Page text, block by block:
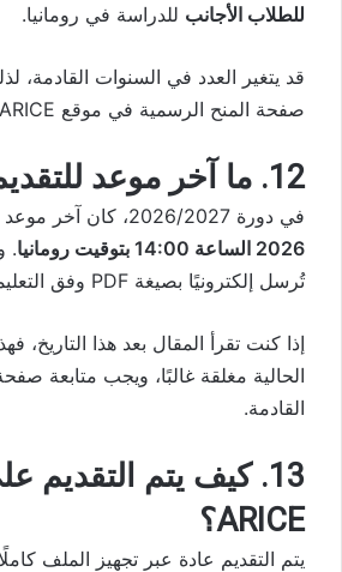
للطلاب الأجانب للدراسة في رومانيا.
قد يتغير العدد في السنوات القادمة،
صفحة المنح الرسمية في موقع ARICE عند فتح كل دورة.
12. ما آخر موعد للتقديم؟
في دورة 2026/2027، كان آخر موعد للتقديم هو
2026 الساعة 14:00 بتوقيت رومانيا
.
تُرسل إلكترونيًا بصيغة PDF وفق التعليمات الرسمية.
إذا كنت تقرأ المقال بعد هذا التاريخ،
القادمة.
13. كيف يتم التقديم
ARICE؟